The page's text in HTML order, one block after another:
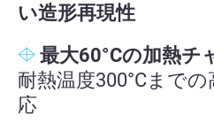
い造形再現性
最大60°Cの加熱チ
耐熱温度300°Cまで
応